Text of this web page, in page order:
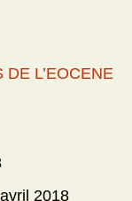
L’EOCENE
2018